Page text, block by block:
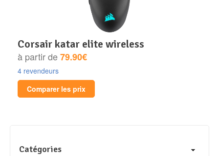
corsair katar elite wireless
à partir de79.90€
4 revendeurs
Comparer les prix
Catégories